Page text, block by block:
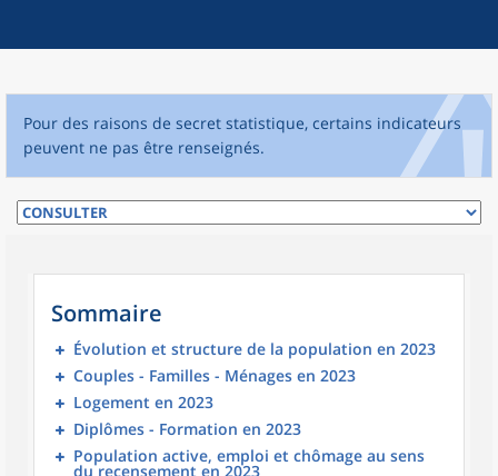
Pour des raisons de secret statistique, certains indicateurs
peuvent ne pas être renseignés.
Sommaire
Évolution et structure de la population en 2023
Couples - Familles - Ménages en 2023
Logement en 2023
Diplômes - Formation en 2023
Population active, emploi et chômage au sens
du recensement en 2023